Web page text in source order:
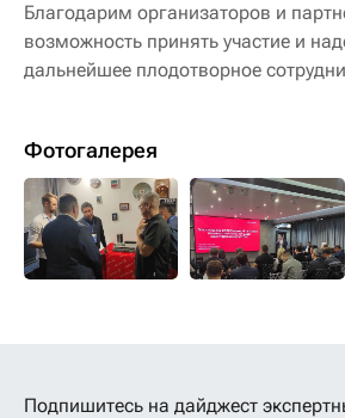
Благодарим организаторов и
возможность принять участие и
дальнейшее плодотворное
Фотогалерея
Подпишитесь на дайджест